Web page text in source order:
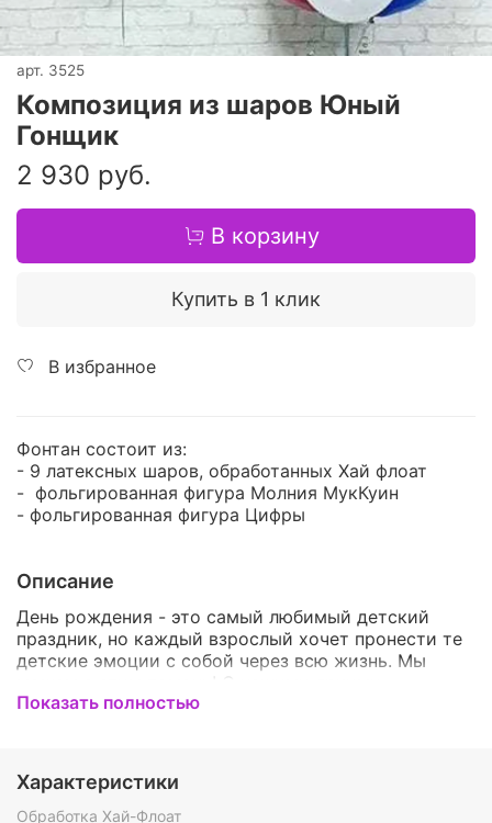
арт. 3525
Композиция из шаров Юный
Гонщик
2 930 руб.
В корзину
Купить в 1 клик
В избранное
Фонтан состоит из:
- 9 латексных шаров, обработанных Хай флоат
- фольгированная фигура Молния МукКуин
- фольгированная фигура Цифры
Описание
День рождения - это самый любимый детский
праздник, но каждый взрослый хочет пронести те
детские эмоции с собой через всю жизнь. Мы
красочными и оригинальным наборами, даже
на свете! У нас Вы сможете подобрать шарики на
любой вкус! Они обязательно порадуют
именинника и подарят ему только теплые и
Показать полностью
Характеристики
Обработка Хай-Флоат